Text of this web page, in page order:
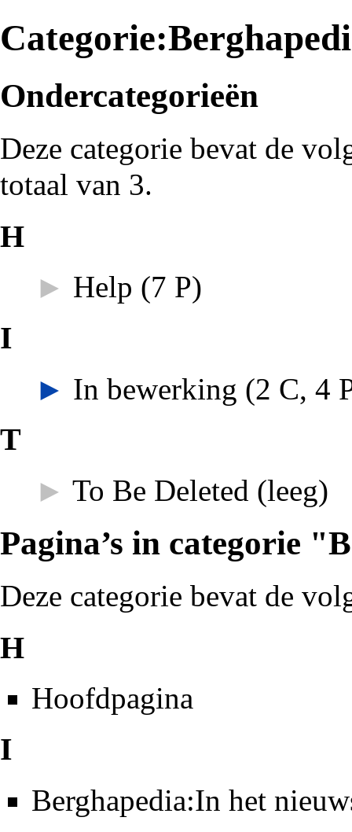
Ondercategorieën
Deze categorie bevat de
totaal van 3.
H
► Help (7 P)
I
► In bewerking (2 C, 4
T
► To Be Deleted (leeg)
Pagina’s in categorie
Deze categorie bevat de
H
Hoofdpagina
I
Berghapedia:In het